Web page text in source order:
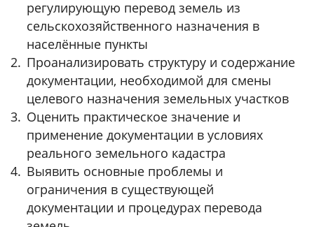
регулирующую перевод земель из
сельскохозяйственного назначения в
населённые пункты
Проанализировать структуру и содержание
документации, необходимой для смены
целевого назначения земельных участков
Оценить практическое значение и
применение документации в условиях
реального земельного кадастра
Выявить основные проблемы и
ограничения в существующей
документации и процедурах перевода